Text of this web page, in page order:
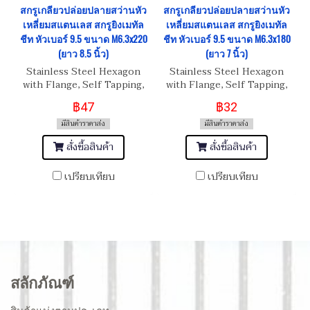
สกรูเกลียวปล่อยปลายสว่านหัว
เหลี่ยมสแตนเลส สกรูยิงเมทัล
ชีท หัวเบอร์ 9.5 ขนาด M6.3x220
(ยาว 8.5 นิ้ว)
Stainless Steel Hexagon
with Flange, Self Tapping,
Metal Sheet Screw
M6.3x220 (ยาว 8.5 นิ้ว)
฿47
มีสินค้าราคาส่ง
สั่งซื้อสินค้า
เปรียบเทียบ
สกรูเกลียวปล่อยปลายสว่านหัว
เหลี่ยมสแตนเลส สกรูยิงเมทัล
ชีท หัวเบอร์ 9.5 ขนาด M6.3x180
(ยาว 7 นิ้ว)
Stainless Steel Hexagon
with Flange, Self Tapping,
Metal Sheet Screw
M6.3x180 (ยาว 7 นิ้ว)
฿32
มีสินค้าราคาส่ง
สั่งซื้อสินค้า
เปรียบเทียบ
สลักภัณฑ์